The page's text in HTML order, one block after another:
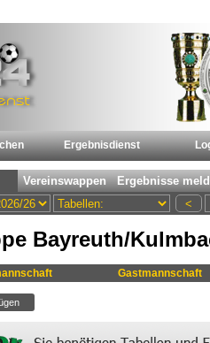
Ergebnisdienst
Bayreuth/
Gastmannschaft